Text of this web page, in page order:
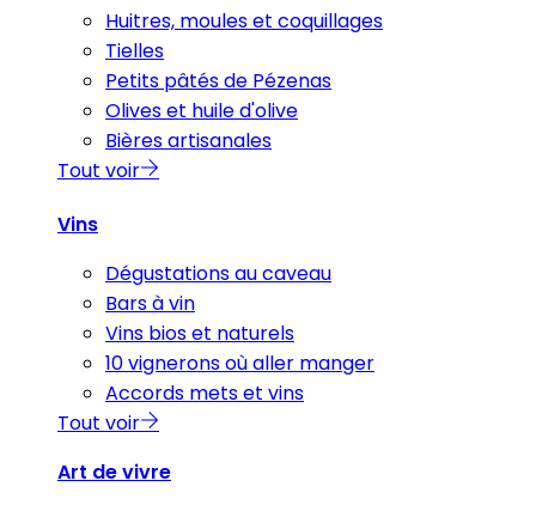
Huitres, moules et coquillages
Tielles
Petits pâtés de Pézenas
Olives et huile d'olive
Bières artisanales
Tout voir
Vins
Dégustations au caveau
Bars à vin
Vins bios et naturels
10 vignerons où aller manger
Accords mets et vins
Tout voir
Art de vivre